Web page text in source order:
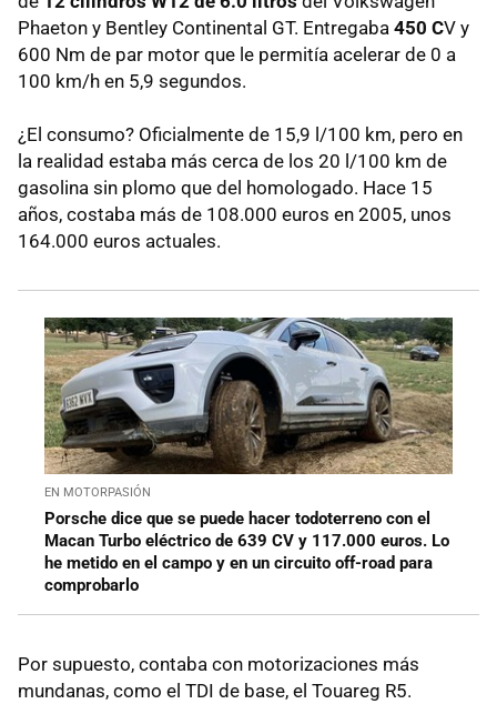
Phaeton y Bentley Continental GT. Entregaba 450 CV y
600 Nm de par motor que le permitía acelerar de 0 a
100 km/h en 5,9 segundos.
¿El consumo? Oficialmente de 15,9 l/100 km, pero en
la realidad estaba más cerca de los 20 l/100 km de
gasolina sin plomo que del homologado. Hace 15
años, costaba más de 108.000 euros en 2005, unos
164.000 euros actuales.
EN MOTORPASIÓN
Porsche dice que se puede hacer todoterreno con el
Macan Turbo eléctrico de 639 CV y 117.000 euros. Lo
he metido en el campo y en un circuito off-road para
comprobarlo
Por supuesto, contaba con motorizaciones más
mundanas, como el TDI de base, el Touareg R5.